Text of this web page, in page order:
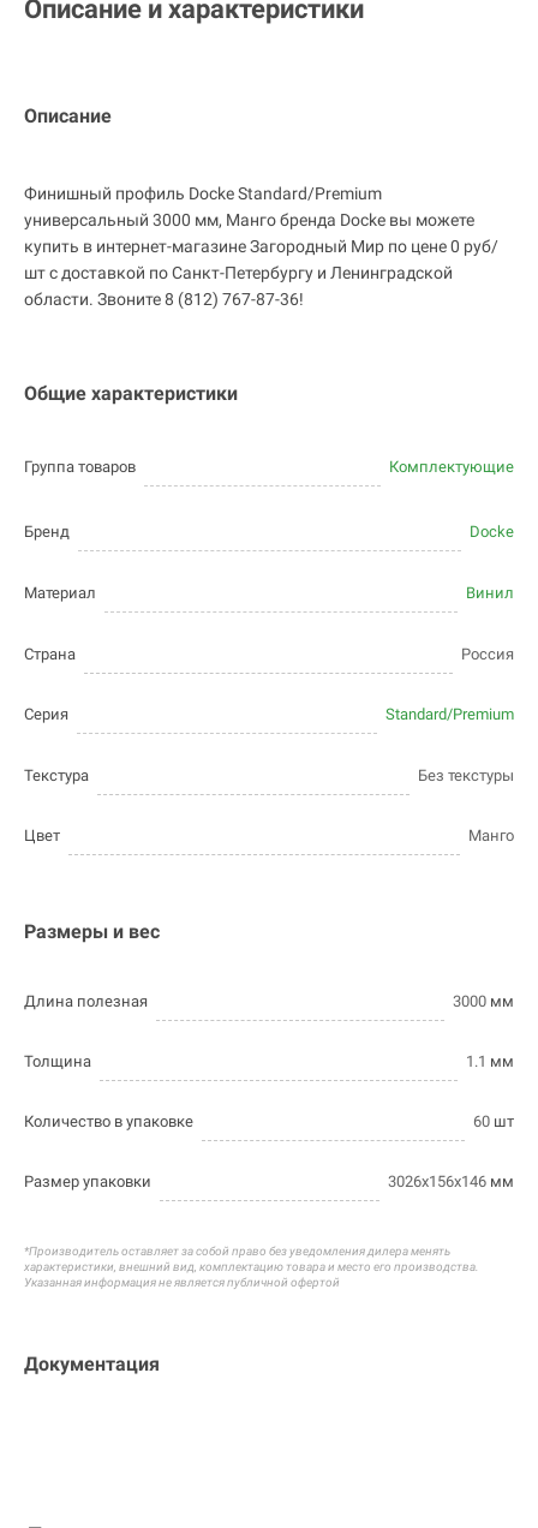
Описание и характеристики
Описание
Финишный профиль Docke Standard/Premium
универсальный 3000 мм, Манго бренда Docke вы можете
купить в интернет-магазине Загородный Мир по цене 0 руб/
шт с доставкой по Санкт-Петербургу и Ленинградской
области. Звоните 8 (812) 767-87-36!
Общие характеристики
Группа товаров Комплектующие
Бренд Docke
Материал Винил
Страна Россия
Серия Standard/Premium
Текстура Без текстуры
Цвет Манго
Размеры и вес
Длина полезная 3000 мм
Толщина 1.1 мм
Количество в упаковке 60 шт
Размер упаковки 3026х156х146 мм
*Производитель оставляет за собой право без уведомления дилера менять
характеристики, внешний вид, комплектацию товара и место его производства.
Указанная информация не является публичной офертой
Документация